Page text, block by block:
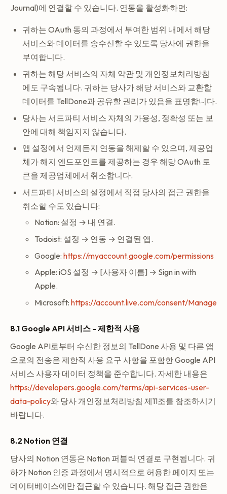
Journal)에 연결할 수 있습니다. 연동을 활성화하면:
귀하는 OAuth 동의 과정에서 부여한 범위 내에서 해당
서비스와 데이터를 송수신할 수 있도록 당사에 권한을
부여합니다.
귀하는 해당 서비스의 자체 약관 및 개인정보처리방침
에도 구속됩니다. 귀하는 당사가 해당 서비스와 교환할
데이터를 TellDone과 공유할 권리가 있음을 표명합니다.
당사는 서드파티 서비스 자체의 가용성, 정확성 또는 보
안에 대해 책임지지 않습니다.
앱 설정에서 언제든지 연동을 해제할 수 있으며, 제공업
체가 해지 엔드포인트를 제공하는 경우 해당 OAuth 토
큰을 제공업체에서 취소합니다.
서드파티 서비스의 설정에서 직접 당사의 접근 권한을
취소할 수도 있습니다:
Notion: 설정 → 내 연결.
Todoist: 설정 → 연동 → 연결된 앱.
Google: https://myaccount.google.com/permissions
Apple: iOS 설정 → [사용자 이름] → Sign in with
Apple.
Microsoft: https://account.live.com/consent/Manage
8.1 Google API 서비스 - 제한적 사용
Google API로부터 수신한 정보의 TellDone 사용 및 다른 앱
으로의 전송은 제한적 사용 요구 사항을 포함한 Google API
서비스 사용자 데이터 정책을 준수합니다. 자세한 내용은
https://developers.google.com/terms/api-services-user-
data-policy와 당사 개인정보처리방침 제11조를 참조하시기
바랍니다.
8.2 Notion 연결
당사의 Notion 연동은 Notion 퍼블릭 연결로 구현됩니다. 귀
하가 Notion 인증 과정에서 명시적으로 허용한 페이지 또는
데이터베이스에만 접근할 수 있습니다. 해당 접근 권한은